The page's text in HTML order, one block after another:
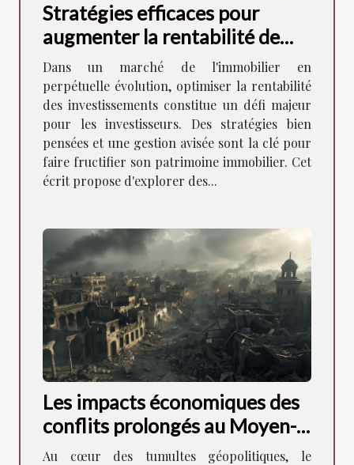
Stratégies efficaces pour
augmenter la rentabilité de
vos investissements
immobiliers
Dans un marché de l'immobilier en
perpétuelle évolution, optimiser la rentabilité
des investissements constitue un défi majeur
pour les investisseurs. Des stratégies bien
pensées et une gestion avisée sont la clé pour
faire fructifier son patrimoine immobilier. Cet
écrit propose d'explorer des...
Les impacts économiques des
conflits prolongés au Moyen-
Orient
Au cœur des tumultes géopolitiques, le